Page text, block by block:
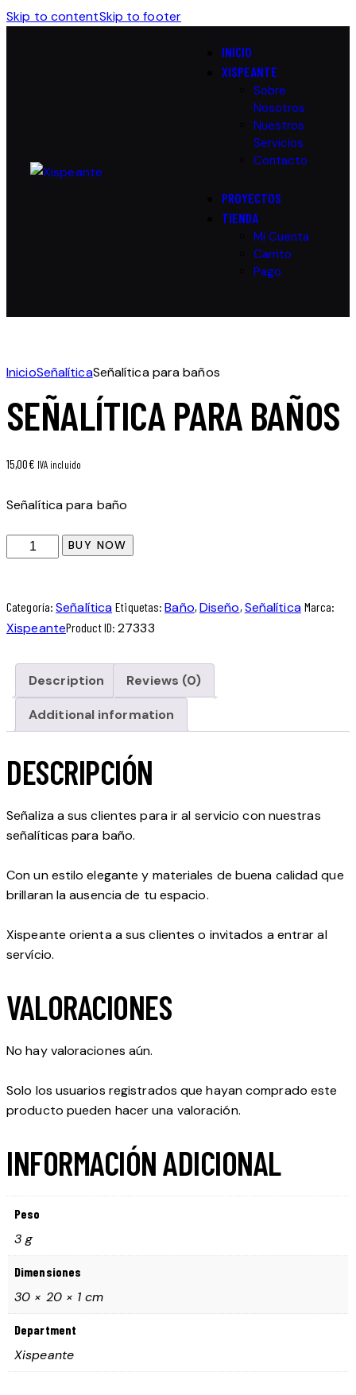
Skip to contentSkip to footer
INICIO
XISPEANTE
Sobre
Nosotros
Nuestros
Servicios
Contacto
PROYECTOS
TIENDA
Mi Cuenta
Carrito
Pago
InicioSeñalíticaSeñalítica para baños
SEÑALÍTICA PARA BAÑOS
15,00€ IVA incluido
Señalítica para baño
BUY NOW
Categoría:Señalítica Etiquetas:Baño, Diseño, Señalítica Marca:
XispeanteProduct ID:27333
Description Reviews (0)
Additional information
DESCRIPCIÓN
Señaliza a sus clientes para ir al servicio con nuestras
señalíticas para baño.
Con un estilo elegante y materiales de buena calidad que
brillaran la ausencia de tu espacio.
Xispeante orienta a sus clientes o invitados a entrar al
servício.
VALORACIONES
No hay valoraciones aún.
Solo los usuarios registrados que hayan comprado este
producto pueden hacer una valoración.
INFORMACIÓN ADICIONAL
Peso
3 g
Dimensiones
30 × 20 × 1 cm
Department
Xispeante